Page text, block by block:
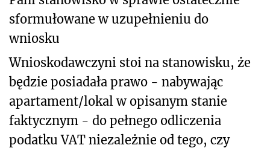
sformułowane w uzupełnieniu do
wniosku
Wnioskodawczyni stoi na stanowisku, że
będzie posiadała prawo - nabywając
apartament/lokal w opisanym stanie
faktycznym - do pełnego odliczenia
podatku VAT niezależnie od tego, czy